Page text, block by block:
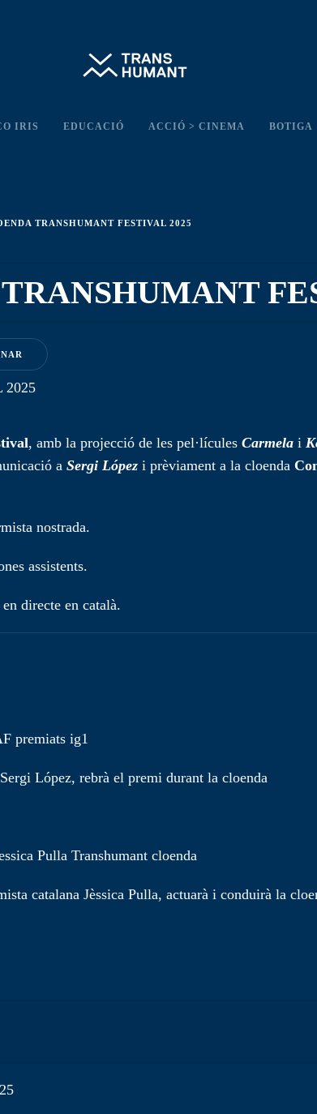
IRIS EDUCACIÓ ACCIÓ > CINEMA BOTIGA
TRANSHUMANT FESTIVAL 2025
, amb la projecció de les pel·lícules Carmela i
a Sergi López i prèviament a la cloenda
nostrada.
assistents.
directe en català.
Sergi López, rebrà el premi durant la cloenda
catalana Jèssica Pulla, actuarà i conduirà la